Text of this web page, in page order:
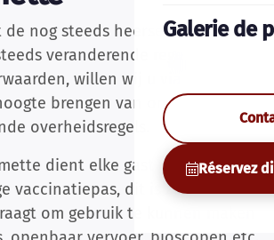
Galerie de
Réservez
nog steeds heersende Corona
veranderende regels en
willen wij u via dit
brengen van onze regels
overheidsregels.
dient elke gast te beschikken
vaccinatiepas, dit is zoals de
om gebruik te kunnen maken